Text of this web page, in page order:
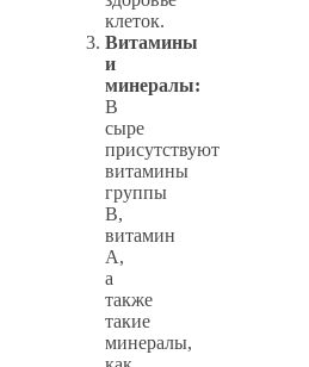
клеток.
Витамины
и
минералы:
В
сыре
присутствуют
витамины
группы
B,
витамин
A,
а
также
такие
минералы,